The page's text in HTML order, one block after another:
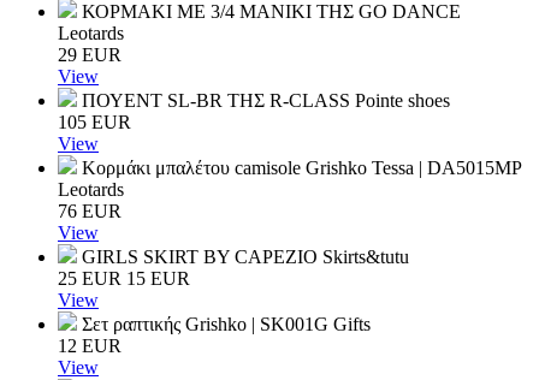
ΚΟΡΜΑΚΙ ΜΕ 3/4 ΜΑΝΙΚΙ ΤΗΣ GO DANCE
Leotards
29 EUR
View
ΠΟΥΕΝΤ SL-BR ΤΗΣ R-CLASS Pointe shoes
105 EUR
View
Κορμάκι μπαλέτου camisole Grishko Tessa | DA5015MP
Leotards
76 EUR
View
GIRLS SKIRT BY CAPEZIO Skirts&tutu
25 EUR 15 EUR
View
Σετ ραπτικής Grishko | SK001G Gifts
12 EUR
View